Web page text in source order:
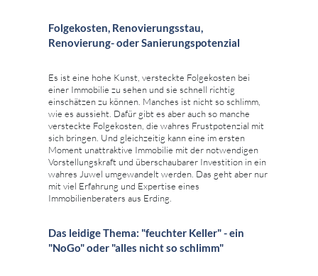
Folgekosten, Renovierungsstau,
Renovierung- oder Sanierungspotenzial
Es ist eine hohe Kunst, versteckte Folgekosten bei
einer Immobilie zu sehen und sie schnell richtig
einschätzen zu können. Manches ist nicht so schlimm,
wie es aussieht. Dafür gibt es aber auch so manche
versteckte Folgekosten, die wahres Frustpotenzial mit
sich bringen. Und gleichzeitig kann eine im ersten
Moment unattraktive Immobilie mit der notwendigen
Vorstellungskraft und überschaubarer Investition in ein
wahres Juwel umgewandelt werden. Das geht aber nur
mit viel Erfahrung und Expertise eines
Immobilienberaters aus Erding.
Das leidige Thema: "feuchter Keller" - ein
"NoGo" oder "alles nicht so schlimm"